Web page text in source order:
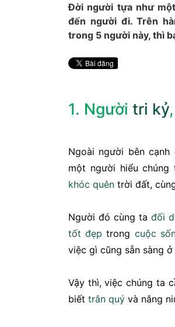
Đời người tựa như
đến người đi. Trên
trong 5 người này, thì
1. Người tri kỷ
Ngoài người bên
một người hiểu chúng
khóc quên trời đất,
Người đó cùng ta đối
tốt đẹp trong cuộc
việc gì cũng sẵn sàng
Vậy thì, việc chúng ta
biết trân quý và nâng